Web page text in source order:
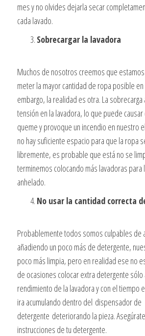
mes y no olvides dejarla secar
cada lavado.
Sobrecargar la lavadora
Muchos de nosotros creemos que
meter la mayor cantidad de ropa posible en
embargo, la realidad es otra. La sobrecarga
tensión en la lavadora, lo que puede
queme y provoque un incendio en nuestro
no hay suficiente espacio para que la ropa
libremente, es probable que está no se
terminemos colocando más lavadoras
anhelado.
No usar la cantidad correcta
Probablemente todos somos culpables de
añadiendo un poco más de detergente,
poco más limpia, pero en realidad ese no
de ocasiones colocar extra detergente sólo
rendimiento de la lavadora y con el tiempo
ira acumulando dentro del dispensador de
detergente deteriorando la pieza.
instrucciones de tu detergente.